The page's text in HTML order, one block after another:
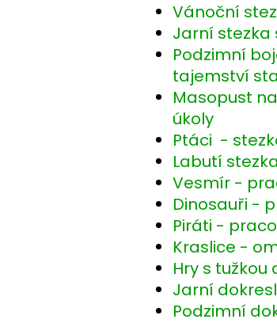
Vánoční
Jarní stezka
Podzimní
tajemství
Masopust
úkoly
Ptáci -
Labutí stezka
Vesmír -
Dinosauři -
Piráti -
Kraslice -
Hry s
Jarní
Podzimní